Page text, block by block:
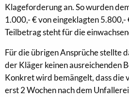
Klageforderung an. So wurden
1.000,- € von eingeklagten
Teilbetrag steht für die
Für die übrigen Ansprüche stellte
der Kläger keinen ausreichenden
Konkret wird bemängelt, dass die
erst 2 Wochen nach dem